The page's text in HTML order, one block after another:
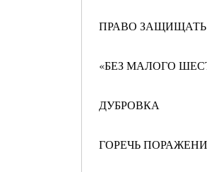
ПРАВО
«БЕЗ МАЛОГО
ДУБРОВКА
ГОРЕЧЬ